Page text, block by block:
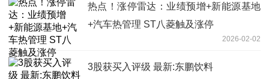
热点！涨停雷达：业绩预增+新能源基地
+汽车热管理 ST八菱触及涨停
2026-02-02
3股获买入评级 最新:东鹏饮料